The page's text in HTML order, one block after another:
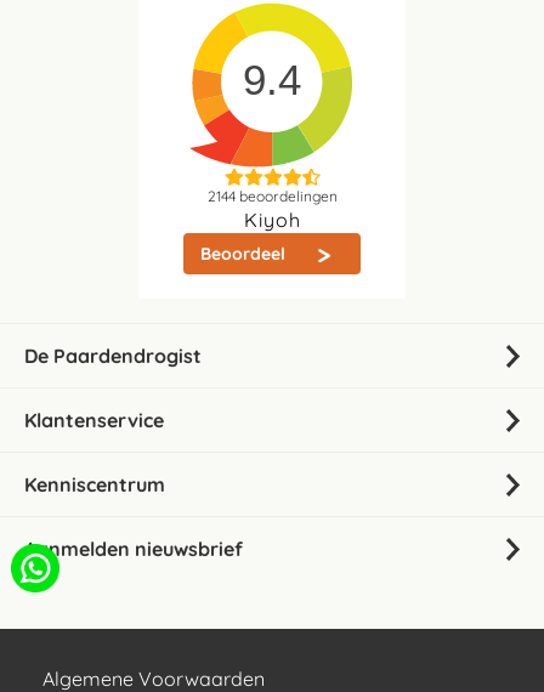
9.4
2144beoordelingen
Kiyoh
Beoordeel
De Paardendrogist
Klantenservice
Kenniscentrum
Aanmelden nieuwsbrief
Algemene Voorwaarden